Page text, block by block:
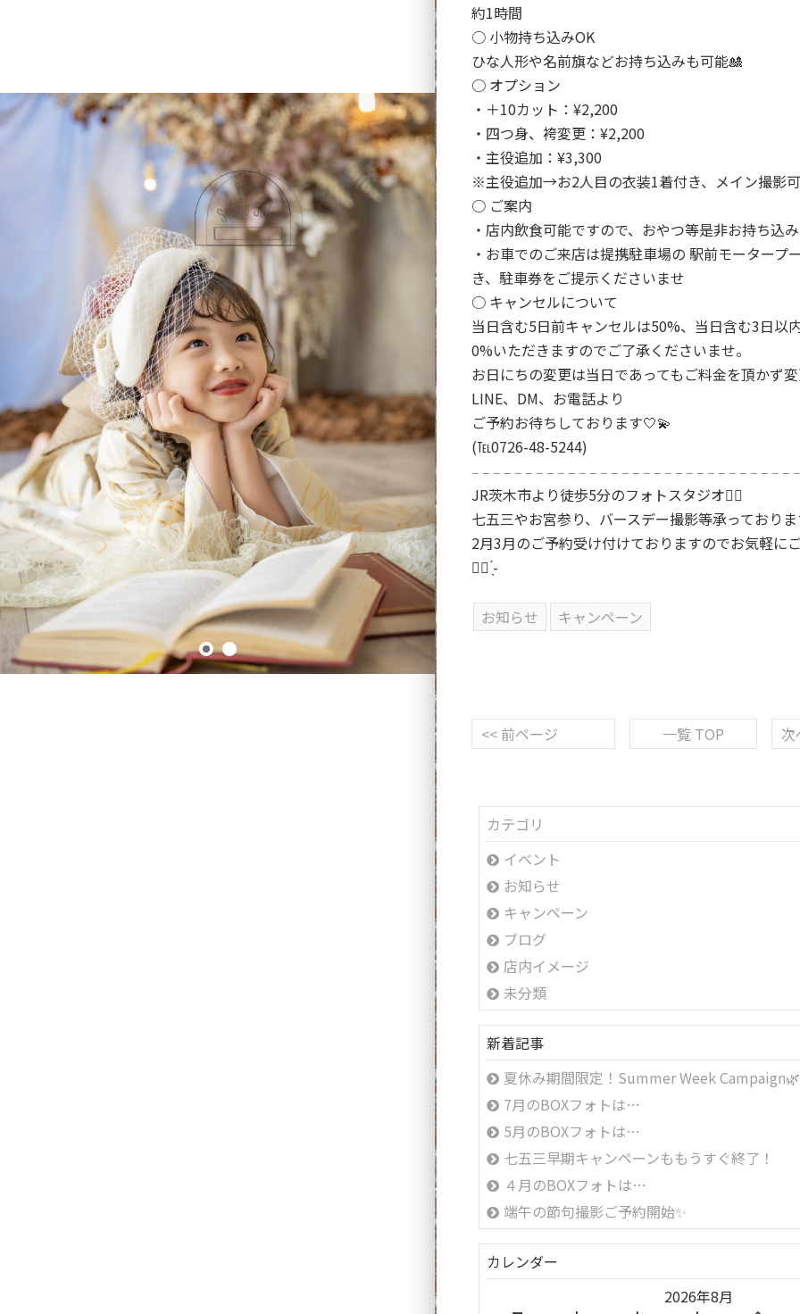
約1時間
○ 小物持ち込みOK
ひな人形や名前旗などお持ち込みも可能🎎
○ オプション
・＋10カット：¥2,200
・四つ身、袴変更：¥2,200
・主役追加：¥3,300
※主役追加→お2人目の衣装1着付き、メイン撮影
○ ご案内
・店内飲食可能ですので、おやつ等是非お持ち込
・お車でのご来店は提携駐車場の 駅前モータープ
き、駐車券をご提示くださいませ
○ キャンセルについて
当日含む5日前キャンセルは50%、当日含む3日以
0%いただきますのでご了承くださいませ。
お日にちの変更は当日であってもご料金を頂かず
LINE、DM、お電話より
ご予約お待ちしております🤍💫
(℡0726-48-5244)
𓐄 𓐄 𓐄 𓐄 𓐄 𓐄 𓐄 𓐄 𓐄 𓐄 𓐄 𓐄 𓐄 𓐄 𓐄 𓐄 𓐄 𓐄 𓐄 𓐄 𓐄 𓐄 𓐄 𓐄 𓐄 𓐄 𓐄 𓐄 𓐄 𓐄 𓐄
JR茨木市より徒歩5分のフォトスタジオ🧚‍♂️
七五三やお宮参り、バースデー撮影等承っており
2月3月のご予約受け付けておりますのでお気軽に
✊🏻‪ ̖́-‬
お知らせ キャンペーン
<< 前ページ 一覧 TOP 次
カテゴリ
イベント
お知らせ
キャンペーン
ブログ
店内イメージ
未分類
新着記事
夏休み期間限定！Summer Week Campaign🌿
7月のBOXフォトは…
5月のBOXフォトは…
七五三早期キャンペーンももうすぐ終了！
４月のBOXフォトは…
端午の節句撮影ご予約開始✨
カレンダー
2026年8月